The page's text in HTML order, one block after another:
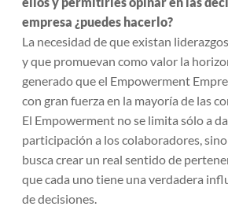
empresa ¿puedes hacerlo?
La necesidad de que existan
y que promuevan como valor la
generado que el Empowerment
con gran fuerza en la mayoría de las
El Empowerment no se limita sólo a
participación a los colaboradores,
busca crear un real sentido de
que cada uno tiene una verdadera
de decisiones.